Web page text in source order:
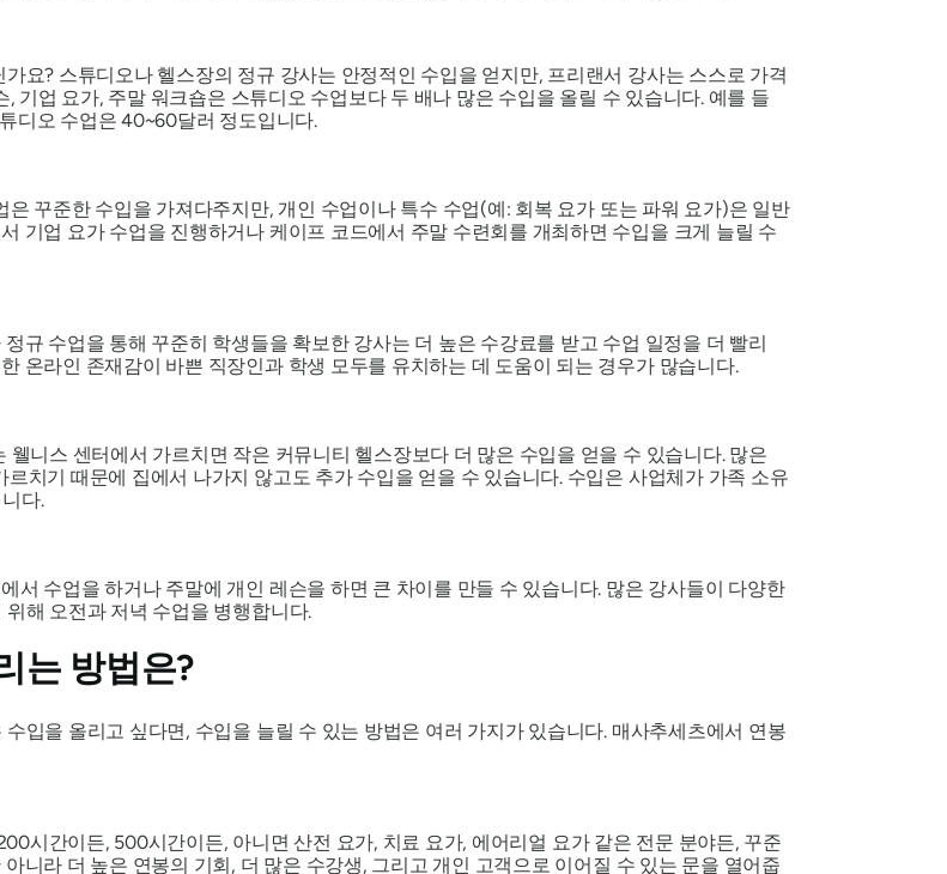
요? 스튜디오나 헬스장의 정규 강사는 안정적인 수입을 얻지만, 프리랜서 강사는 스스로 가격
기업 요가, 주말 워크숍은 스튜디오 수업보다 두 배나 많은 수입을 올릴 수 있습니다. 예를 들
디오 수업은 40~60달러 정도입니다.
꾸준한 수입을 가져다주지만, 개인 수업이나 특수 수업(예: 회복 요가 또는 파워 요가)은 일반
기업 요가 수업을 진행하거나 케이프 코드에서 주말 수련회를 개최하면 수입을 크게 늘릴 수
규 수업을 통해 꾸준히 학생들을 확보한 강사는 더 높은 수강료를 받고 수업 일정을 더 빨리
온라인 존재감이 바쁜 직장인과 학생 모두를 유치하는 데 도움이 되는 경우가 많습니다.
니스 센터에서 가르치면 작은 커뮤니티 헬스장보다 더 많은 수입을 얻을 수 있습니다. 많은
치기 때문에 집에서 나가지 않고도 추가 수입을 얻을 수 있습니다. 수입은 사업체가 가족 소유
다.
서 수업을 하거나 주말에 개인 레슨을 하면 큰 차이를 만들 수 있습니다. 많은 강사들이 다양한
해 오전과 저녁 수업을 병행합니다.
는 방법은?
입을 올리고 싶다면, 수입을 늘릴 수 있는 방법은 여러 가지가 있습니다. 매사추세츠에서 연봉
시간이든, 500시간이든, 아니면 산전 요가, 치료 요가, 에어리얼 요가 같은 전문 분야든, 꾸준
니라 더 높은 연봉의 기회, 더 많은 수강생, 그리고 개인 고객으로 이어질 수 있는 문을 열어줍